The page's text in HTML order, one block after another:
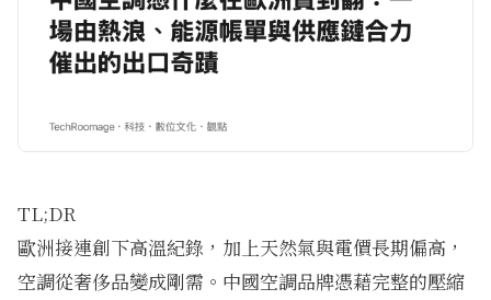
TL;DR
歐洲接連創下高溫紀錄，加上天然氣與電價長期偏高，
空調從奢侈品變成剛需。中國空調品牌憑藉完整的壓縮